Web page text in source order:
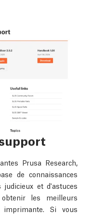
Prusa Research,
de connaissances
judicieux et d'astuces
les meilleurs
Si vous